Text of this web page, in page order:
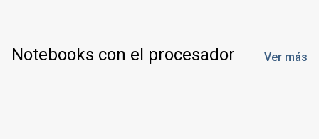
Notebooks con el procesador Ver más